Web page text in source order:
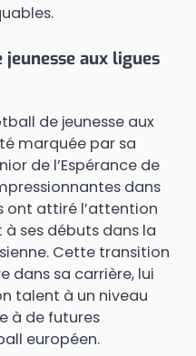
aux ligues
de jeunesse aux
marquée par sa
de l’Espérance de
dans
ont attiré l’attention
ses débuts dans la
Cette transition
dans sa carrière, lui
talent à un niveau
à de futures
européen.